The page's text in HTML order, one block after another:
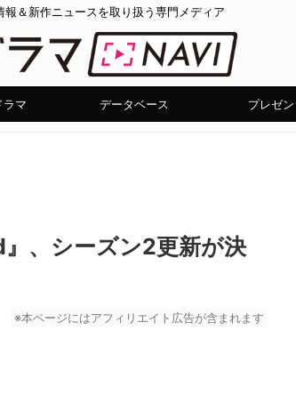
報＆新作ニュースを取り扱う専門メディア
ラマ データベース プレゼン
、シーズン2更新が決
※本ページにはアフィリエイト広告が含まれます